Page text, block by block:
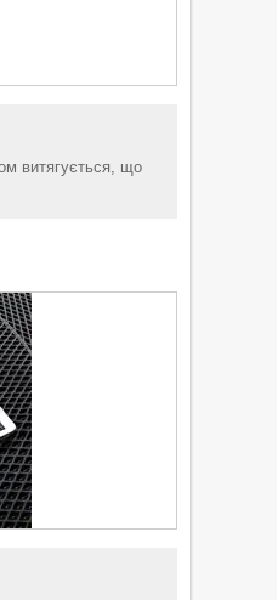
витягується, що